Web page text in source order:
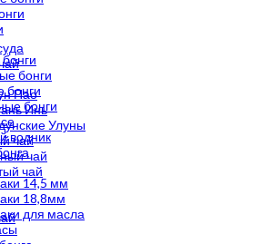
Пао
Инь
Улуны
чай
чай
чай
бонги
бонги
бонги
водник
14,5 мм
18,8мм
для масла